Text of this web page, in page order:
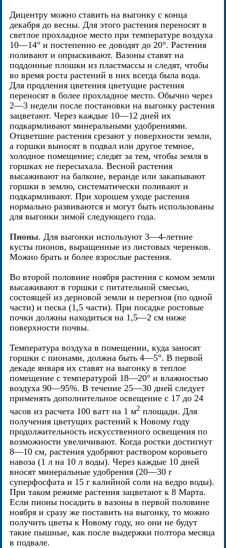
Дицентру можно ставить на выгонку с конца
декабря до весны. Для этого растения переносят в
светлое прохладное место при температуре воздуха
10—14° и постепенно ее доводят до 20°. Растения
поливают и опрыскивают. Вазоны ставят на
поддонные плошки из пластмассы и следят, чтобы
во время роста растений в них всегда была вода.
Для продления цветения цветущие растения
переносят в более прохладное место. Обычно через
2—3 недели после постановки на выгонку растения
зацветают. Через каждые 10—12 дней их
подкармливают минеральными удобрениями.
Отцветшие растения срезают у поверхности земли,
а горшки выносят в подвал или другое темное,
холодное помещение; следят за тем, чтобы земля в
горшках не пересыхала. Весной растения
высаживают на балконе, веранде или закапывают
горшки в землю, систематически поливают и
подкармливают. При хорошем уходе растения
нормально развиваются и могут быть использованы
для выгонки зимой следующего года.
Пионы. Для выгонки используют 3—4-летние
кусты пионов, выращенные из листовых черенков.
Можно брать и более взрослые растения.
Во второй половине ноября растения с комом земли
высаживают в горшки с питательной смесью,
состоящей из дерновой земли и перегноя (по одной
части) и песка (1,5 части). При посадке ростовые
почки должны находиться на 1,5—2 см ниже
поверхности почвы.
Температура воздуха в помещении, куда заносят
горшки с пионами, должна быть 4—5°. В первой
декаде января их ставят на выгонку в теплое
помещение с температурой 18—20° и влажностью
воздуха 90—95%. В течение 25—30 дней следует
применять дополнительное освещение с 17 до 24
часов из расчета 100 ватт на 1 м2 площади. Для
получения цветущих растений к Новому году
продолжительность искусственного освещения по
возможности увеличивают. Когда ростки достигнут
8—10 см, растения удобряют раствором коровьего
навоза (1 л на 10 л воды). Через каждые 10 дней
вносят минеральные удобрения (20—30 г
суперфосфата и 15 г калийной соли на ведро воды).
При таком режиме растения зацветают к 8 Марта.
Если пионы посадить в вазоны в первой половине
ноября и сразу же поставить на выгонку, то можно
получить цветы к Новому году, но они не будут
такие пышные, как после выдержки полтора месяца
в подвале.